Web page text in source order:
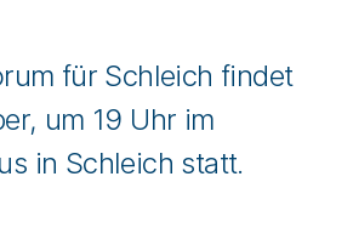
für Schleich findet
um 19 Uhr im
in Schleich statt.